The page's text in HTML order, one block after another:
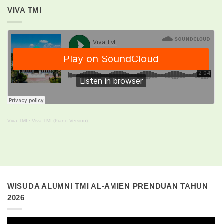
VIVA TMI
Viva TMI · Viva TMI (Piano Version)
WISUDA ALUMNI TMI AL-AMIEN PRENDUAN TAHUN
2026